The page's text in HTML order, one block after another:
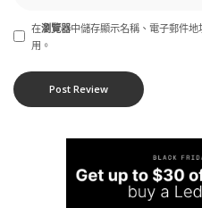
在瀏覽器中儲存顯示名稱、電子郵件
用。